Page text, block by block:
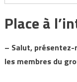
Place à
– Salut, présentez-
les membres du